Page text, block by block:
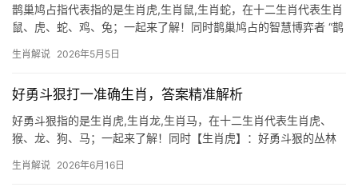
鹊巢鸠占指代表指的是生肖虎,生肖鼠,生肖蛇，在十二生肖代表生肖
鼠、虎、蛇、鸡、兔；一起来了解！同时鹊巢鸠占的智慧博弈者 “鹊
象的绝佳诠释者，鼠类天生机敏，善于利用环境，正如民间所言“老
生肖解说 2026年5月5日
好勇斗狠打一准确生肖，答案精准解析
好勇斗狠指的是生肖虎,生肖龙,生肖马，在十二生肖代表生肖虎、
猴、龙、狗、马；一起来了解！同时【生肖虎】：好勇斗狠的丛林
生带煞气，行事果敢却也易冲动，2026年对生肖虎而言极为关键，
生肖解说 2026年6月16日